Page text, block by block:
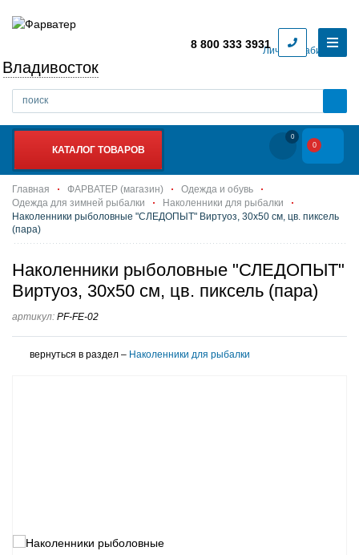
Личный кабинет
Владивосток
8 800 333 3931
КАТАЛОГ ТОВАРОВ
0
0
Главная ФАРВАТЕР (магазин)
Одежда и обувь
Одежда для зимней рыбалки
Наколенники для рыбалки
Наколенники рыболовные "СЛЕДОПЫТ" Виртуоз, 30х50 см, цв. пиксель
(пара)
Наколенники рыболовные "СЛЕДОПЫТ"
Виртуоз, 30х50 см, цв. пиксель (пара)
артикул: PF-FE-02
вернуться в раздел – Наколенники для рыбалки